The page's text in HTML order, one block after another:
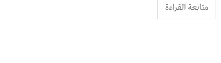
متابعة القراءة